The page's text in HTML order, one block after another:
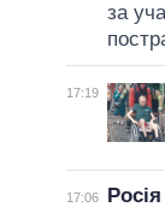
за
17:19
17:06